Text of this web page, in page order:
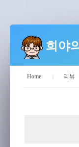
희야
Home 리뷰